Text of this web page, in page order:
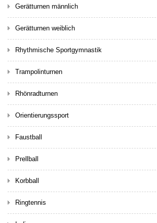
Gerätturnen männlich
Gerätturnen weiblich
Rhythmische Sportgymnastik
Trampolinturnen
Rhönradturnen
Orientierungssport
Faustball
Prellball
Korbball
Ringtennis